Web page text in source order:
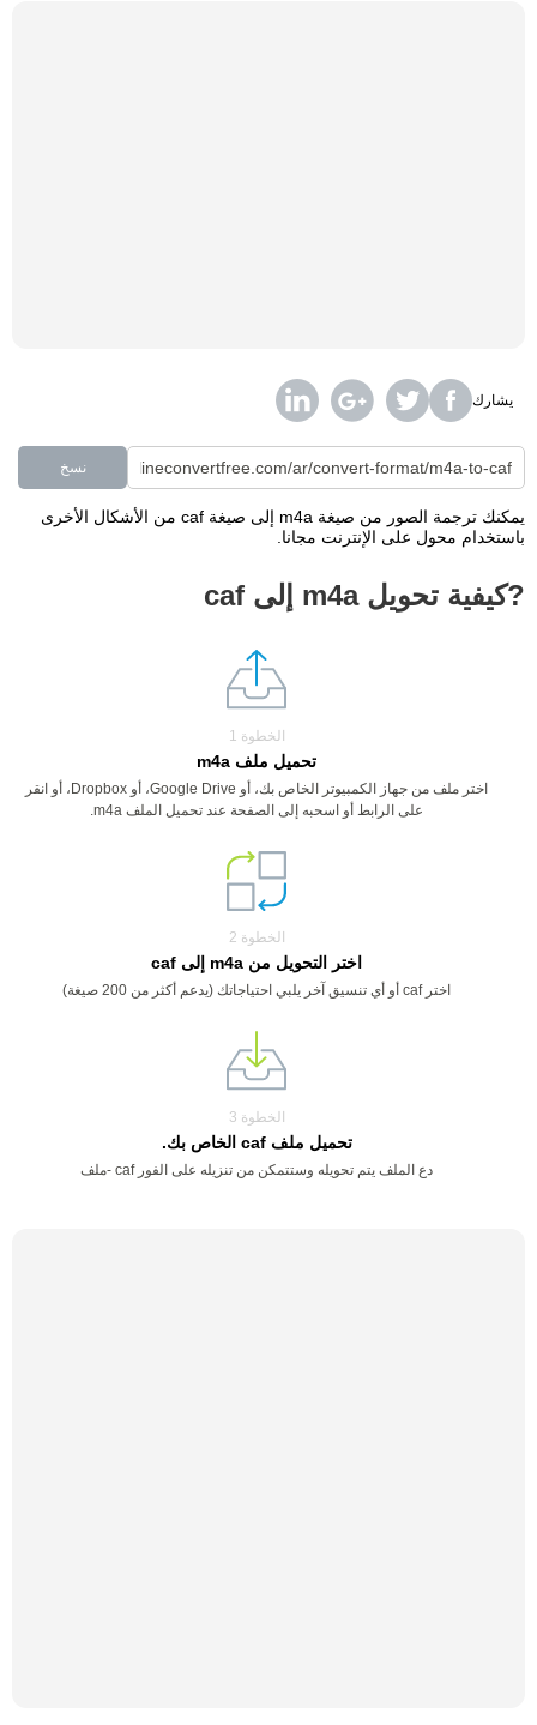
يشارك
نسخ
يمكنك ترجمة الصور من صيغة m4a إلى صيغة caf من الأشكال الأخرى
باستخدام محول على الإنترنت مجانا.
?كيفية تحويل m4a إلى caf
الخطوة 1
تحميل ملف m4a
اختر ملف من جهاز الكمبيوتر الخاص بك، أو Google Drive، أو Dropbox، أو انقر
على الرابط أو اسحبه إلى الصفحة عند تحميل الملف m4a.
الخطوة 2
اختر التحويل من m4a إلى caf
اختر caf أو أي تنسيق آخر يلبي احتياجاتك (يدعم أكثر من 200 صيغة)
الخطوة 3
تحميل ملف caf الخاص بك.
دع الملف يتم تحويله وستتمكن من تنزيله على الفور caf -ملف